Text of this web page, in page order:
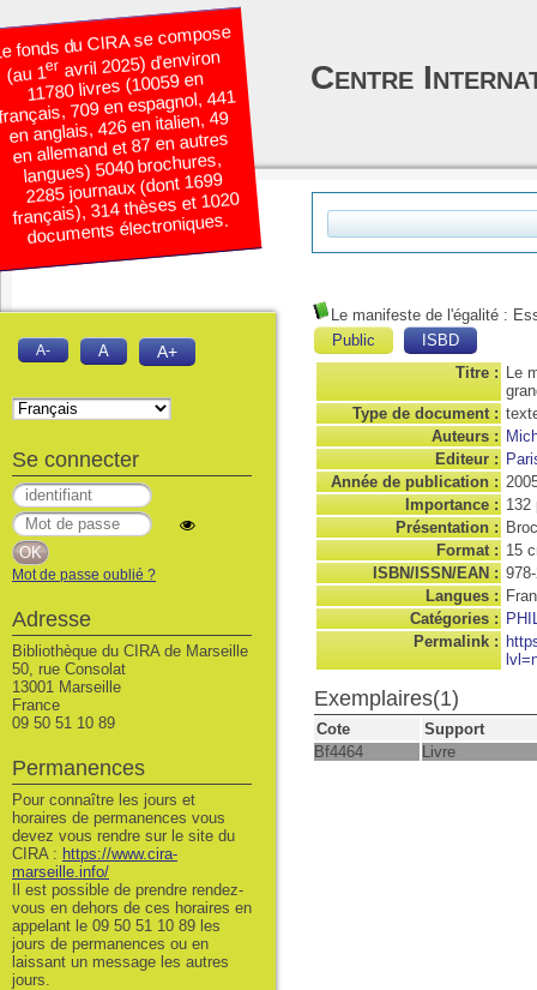
Le manifeste de l'égalité :
Public
ISBD
Titre : Le
Type de document :
Auteurs :
Editeur :
Année de publication :
Importance : 132
Présentation :
Format : 15
ISBN/ISSN/EAN :
Langues :
Catégories :
Permalink :
Exemplaires(1)
Cote
Support
Bf4464
Livre
fonds du CIRA se compose
(au 1eravril 2025) d’environ
11780 livres (10059 en
709 en espagnol, 441
en anglais, 426 en italien, 49
en allemand et 87 en autres
langues) 5040 brochures,
2285 journaux (dont 1699
français), 314 thèses et 1020
documents électroniques.
Centre
A- A A+
Se connecter
Mot de passe oublié ?
Adresse
Bibliothèque du CIRA de Marseille
50, rue Consolat
13001 Marseille
France
09 50 51 10 89
Permanences
Pour connaître les jours et
horaires de permanences vous
devez vous rendre sur le site du
CIRA : https://www.cira-
marseille.info/
Il est possible de prendre rendez-
vous en dehors de ces horaires en
appelant le 09 50 51 10 89 les
jours de permanences ou en
laissant un message les autres
jours.